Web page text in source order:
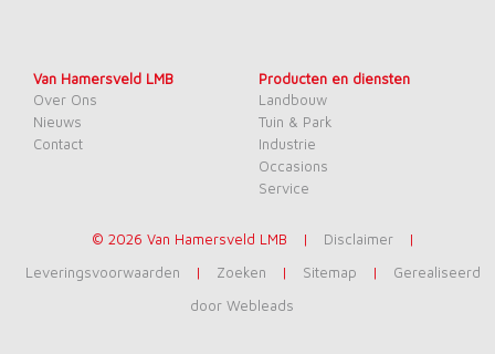
Van Hamersveld LMB
Over Ons
Nieuws
Contact
Producten en diensten
Landbouw
Tuin & Park
Industrie
Occasions
Service
© 2026 Van Hamersveld LMB | Disclaimer
|
Leveringsvoorwaarden
| Zoeken | Sitemap |
Gerealiseerd
door Webleads